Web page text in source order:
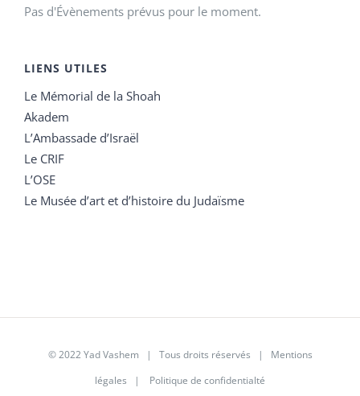
Pas d'Évènements prévus pour le moment.
LIENS UTILES
Le Mémorial de la Shoah
Akadem
L’Ambassade d’Israël
Le CRIF
L’OSE
Le Musée d’art et d’histoire du Judaïsme
© 2022 Yad Vashem | Tous droits réservés | Mentions
légales | Politique de confidentialté